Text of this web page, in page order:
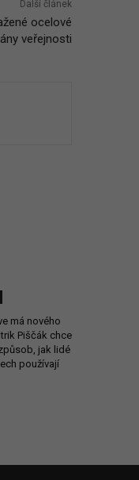
Další článek
ocelové
veřejnosti
má nového
Piščák chce
jak lidé
používají